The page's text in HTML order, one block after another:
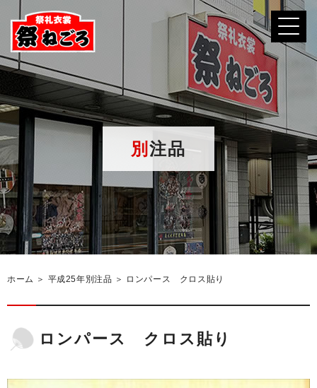
別注品
ホーム ＞ 平成25年別注品 ＞ ロンパース クロス貼り
ロンパース クロス貼り